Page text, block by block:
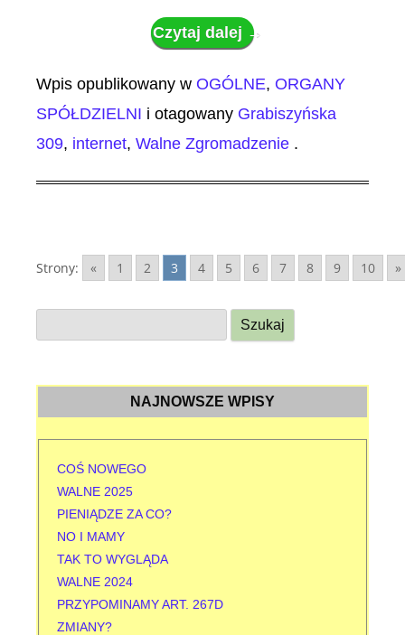
Czytaj dalej →
Wpis opublikowany w OGÓLNE, ORGANY
SPÓŁDZIELNI i otagowany Grabiszyńska
309, internet, Walne Zgromadzenie .
Strony: « 1 2 3 4 5 6 7 8 9 10 »
z
k
NAJNOWSZE WPISY
COŚ NOWEGO
WALNE 2025
PIENIĄDZE ZA CO?
NO I MAMY
TAK TO WYGLĄDA
WALNE 2024
PRZYPOMINAMY ART. 267D
ZMIANY?